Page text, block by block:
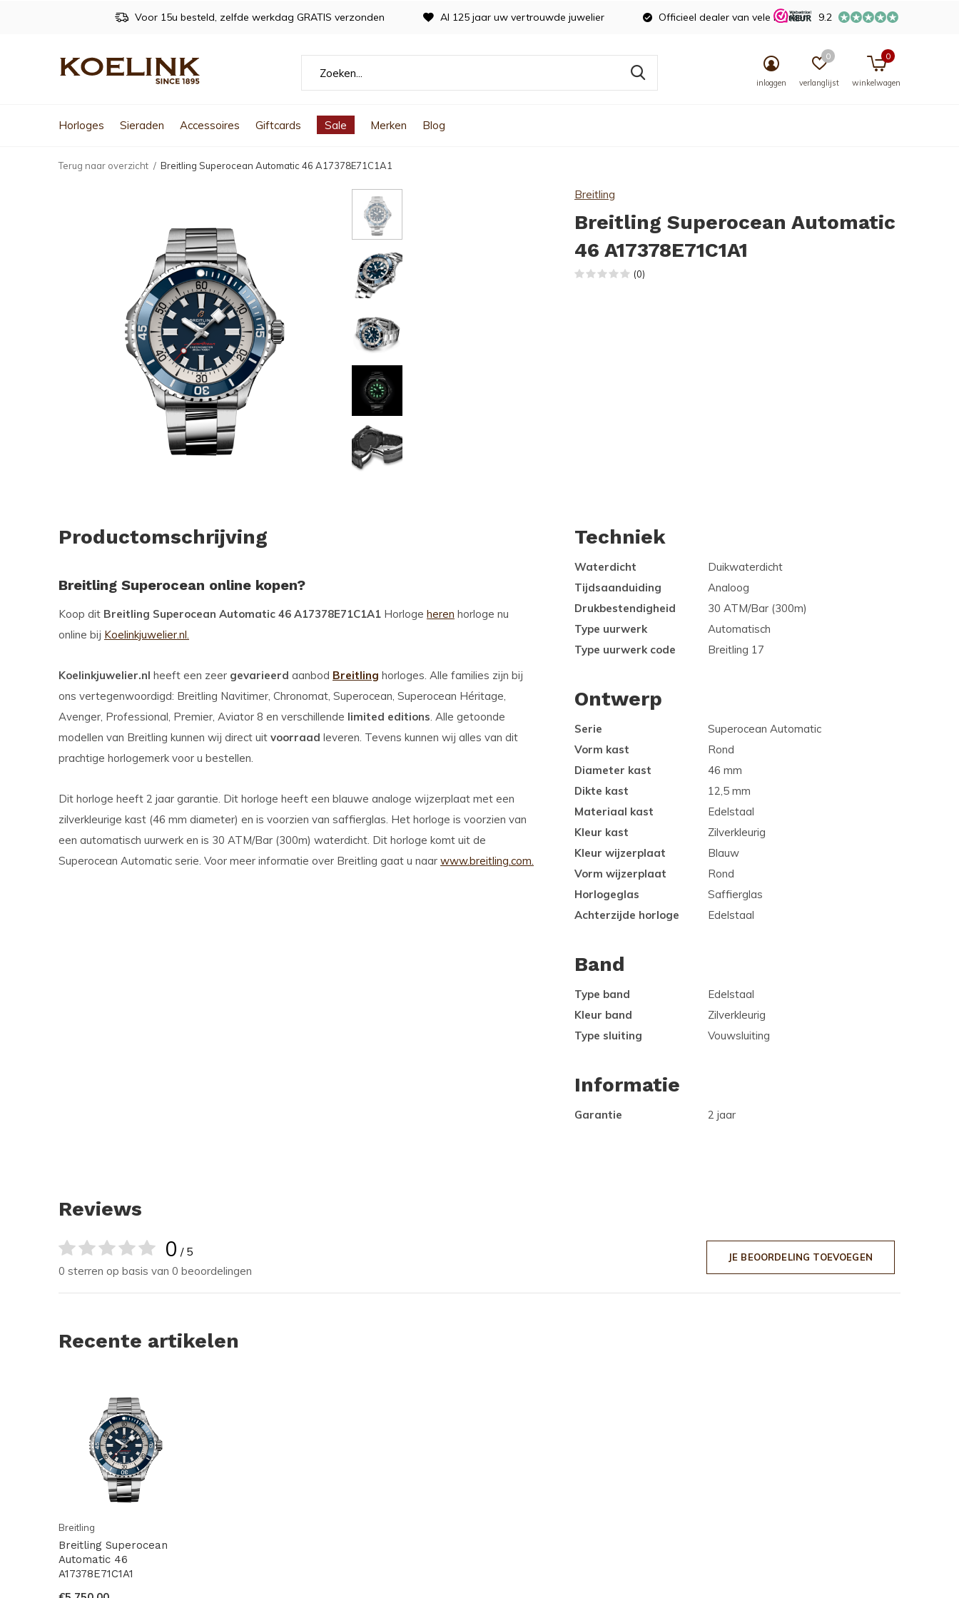
Horloges Sieraden Accessoires Giftcards Sale Merken Blog
inloggen verlanglijst
0
winkelwagen
0
Voor 15u besteld, zelfde werkdag GRATIS verzonden Al 125 jaar uw vertrouwde juwelier Officieel dealer van vele merken 9.2
Terug naar overzicht Breitling Superocean Automatic 46 A17378E71C1A1
Breitling
Breitling Superocean Automatic
46 A17378E71C1A1
(0)
Productomschrijving
Breitling Superocean online kopen?
Koop dit Breitling Superocean Automatic 46 A17378E71C1A1 Horloge heren horloge nu
online bij Koelinkjuwelier.nl.
Koelinkjuwelier.nl heeft een zeer gevarieerd aanbod Breitling horloges. Alle families zijn bij
ons vertegenwoordigd: Breitling Navitimer, Chronomat, Superocean, Superocean Héritage,
Avenger, Professional, Premier, Aviator 8 en verschillende limited editions. Alle getoonde
modellen van Breitling kunnen wij direct uit voorraad leveren. Tevens kunnen wij alles van dit
prachtige horlogemerk voor u bestellen.
Dit horloge heeft 2 jaar garantie. Dit horloge heeft een blauwe analoge wijzerplaat met een
zilverkleurige kast (46 mm diameter) en is voorzien van saffierglas. Het horloge is voorzien van
een automatisch uurwerk en is 30 ATM/Bar (300m) waterdicht. Dit horloge komt uit de
Superocean Automatic serie. Voor meer informatie over Breitling gaat u naar www.breitling.com.
Techniek
Waterdicht
Duikwaterdicht
Tijdsaanduiding
Analoog
Drukbestendigheid
30 ATM/Bar (300m)
Type uurwerk
Automatisch
Type uurwerk code
Breitling 17
Ontwerp
Serie
Superocean Automatic
Vorm kast
Rond
Diameter kast
46 mm
Dikte kast
12,5 mm
Materiaal kast
Edelstaal
Kleur kast
Zilverkleurig
Kleur wijzerplaat
Blauw
Vorm wijzerplaat
Rond
Horlogeglas
Saffierglas
Achterzijde horloge
Edelstaal
Band
Type band
Edelstaal
Kleur band
Zilverkleurig
Type sluiting
Vouwsluiting
Informatie
Garantie 2 jaar
Reviews
0 / 5
0 sterren op basis van 0 beoordelingen
JE BEOORDELING TOEVOEGEN
Recente artikelen
Breitling
Breitling Superocean
Automatic 46
A17378E71C1A1